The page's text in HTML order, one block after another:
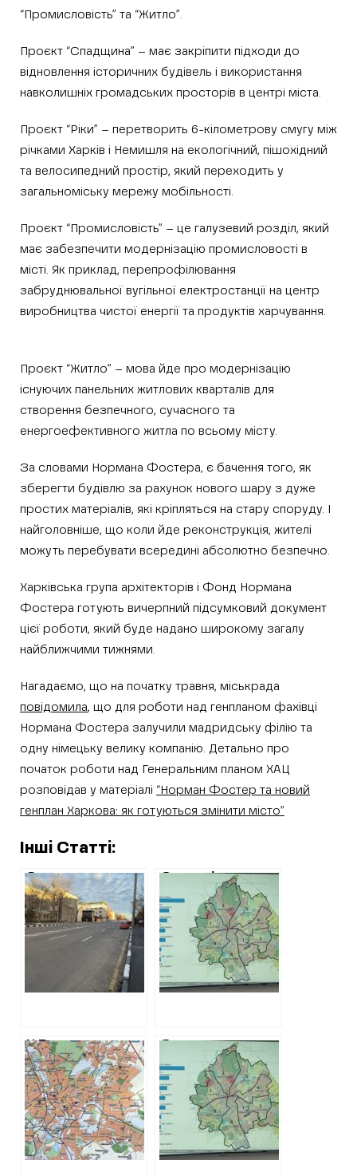
“Промисловість” та “Житло”.
Проєкт “Спадщина” – має закріпити підходи до
відновлення історичних будівель і використання
навколишніх громадських просторів в центрі міста.
Проєкт “Ріки” – перетворить 6-кілометрову смугу між
річками Харків і Немишля на екологічний, пішохідний
та велосипедний простір, який переходить у
загальноміську мережу мобільності.
Проєкт “Промисловість” – це галузевий розділ, який
має забезпечити модернізацію промисловості в
місті. Як приклад, перепрофілювання
забруднювальної вугільної електростанції на центр
виробництва чистої енергії та продуктів харчування.
Проєкт “Житло” – мова йде про модернізацію
існуючих панельних житлових кварталів для
створення безпечного, сучасного та
енергоефективного житла по всьому місту.
За словами Нормана Фостера, є бачення того, як
зберегти будівлю за рахунок нового шару з дуже
простих матеріалів, які кріпляться на стару споруду. І
найголовніше, що коли йде реконструкція, жителі
можуть перебувати всередині абсолютно безпечно.
Харківська група архітекторів і Фонд Нормана
Фостера готують вичерпний підсумковий документ
цієї роботи, який буде надано широкому загалу
найближчими тижнями.
Нагадаємо, що на початку травня, міськрада
повідомила, що для роботи над генпланом фахівці
Нормана Фостера залучили мадридську філію та
одну німецьку велику компанію. Детально про
початок роботи над Генеральним планом ХАЦ
розповідав у матеріалі “Норман Фостер та новий
генплан Харкова: як готуються змінити місто”
Інші Статті:
Знищення
трамваю на
Весніна: як
Харківська
міськрада освоїла
200 мільйонів під
час бойових дій
Стала відома
дата презентації
проєктів нового
генплана Харкова
У Терехова
готуються
змінити генплан
та витратять
понад три
мільйона гривень
на містобудівний
моніторинг
Як планують
використовувати
панельні будинки
у Харкові:
бачення
архітекторів